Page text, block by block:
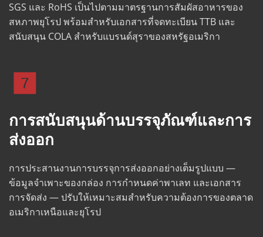
SGS และ RoHS เป็นไปตามมาตรฐานการสัมผัสอาหารของ
สหภาพยุโรป พร้อมสำหรับเอกสารที่จดทะเบียน TTB และ
สนับสนุน COLA สำหรับแบรนด์สุราของสหรัฐอเมริกา
การสนับสนุนด้านบรรจุภัณฑ์และการ
ส่งออก
การประสานงานการบรรจุการส่งออกอย่างเต็มรูปแบบ —
ข้อมูลจำเพาะของกล่อง การกำหนดค่าพาเลท และเอกสาร
การจัดส่ง — ปรับให้เหมาะสมสำหรับความต้องการของตลาด
อเมริกาเหนือและยุโรป